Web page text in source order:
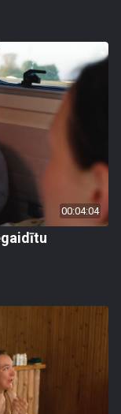
00:04:04